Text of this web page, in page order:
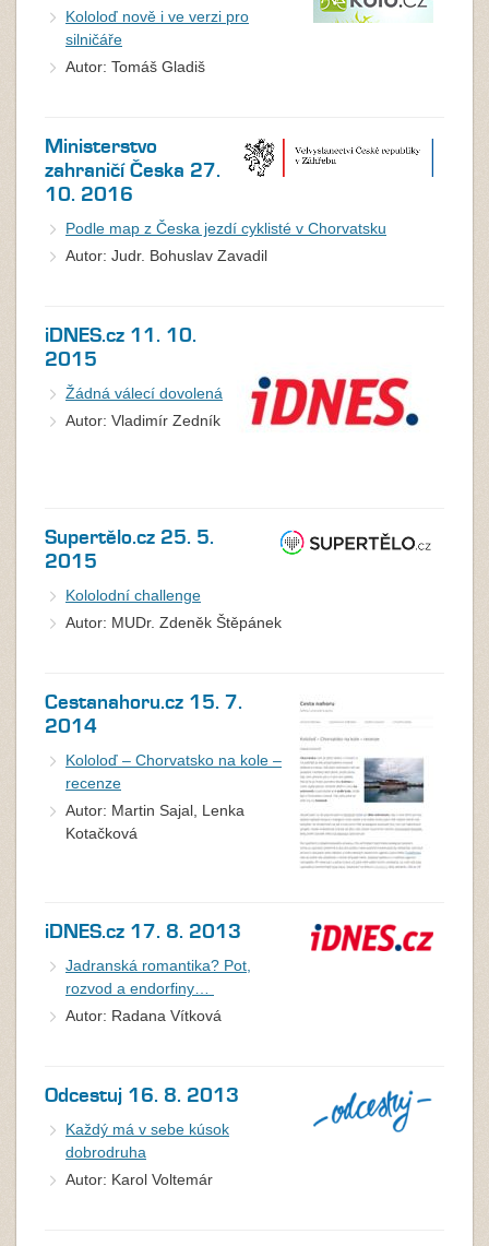
Kololoď nově i ve verzi pro
silničáře
Autor: Tomáš Gladiš
Ministerstvo
zahraničí Česka 27.
10. 2016
Podle map z Česka jezdí cyklisté v Chorvatsku
Autor: Judr. Bohuslav Zavadil
iDNES.cz 11. 10.
2015
Žádná válecí dovolená
Autor: Vladimír Zedník
Supertělo.cz 25. 5.
2015
Kololodní challenge
Autor: MUDr. Zdeněk Štěpánek
Cestanahoru.cz 15. 7.
2014
Kololoď – Chorvatsko na kole –
recenze
Autor: Martin Sajal, Lenka
Kotačková
iDNES.cz 17. 8. 2013
Jadranská romantika? Pot,
rozvod a endorfiny…
Autor: Radana Vítková
Odcestuj 16. 8. 2013
Každý má v sebe kúsok
dobrodruha
Autor: Karol Voltemár